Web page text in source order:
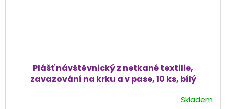
Plášť návštěvnický z netkané textilie,
zavazování na krku a v pase, 10 ks, bílý
Skladem